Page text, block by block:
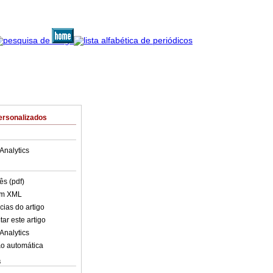
(pdf)
XML
do artigo
este artigo
automática